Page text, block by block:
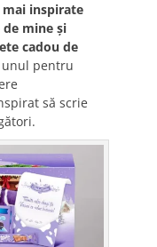
mai inspirate
mine și
cadou de
unul pentru
să scrie